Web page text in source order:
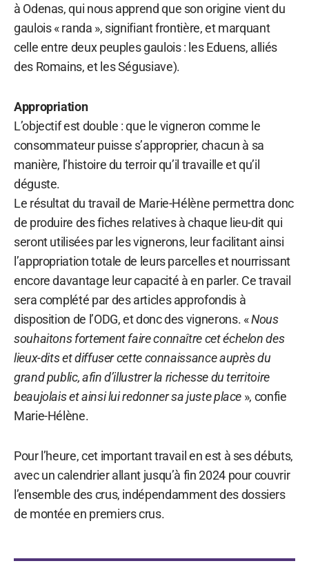
à Odenas, qui nous apprend que son origine vient du
gaulois « randa », signifiant frontière, et marquant
celle entre deux peuples gaulois : les Eduens, alliés
des Romains, et les Ségusiave).
Appropriation
L’objectif est double : que le vigneron comme le
consommateur puisse s’approprier, chacun à sa
manière, l’histoire du terroir qu’il travaille et qu’il
déguste.
Le résultat du travail de Marie-Hélène permettra donc
de produire des fiches relatives à chaque lieu-dit qui
seront utilisées par les vignerons, leur facilitant ainsi
l’appropriation totale de leurs parcelles et nourrissant
encore davantage leur capacité à en parler. Ce travail
sera complété par des articles approfondis à
disposition de l’ODG, et donc des vignerons. «Nous
souhaitons fortement faire connaître cet échelon des
lieux-dits et diffuser cette connaissance auprès du
grand public, afin d’illustrer la richesse du territoire
beaujolais et ainsi lui redonner sa juste place », confie
Marie-Hélène.
Pour l’heure, cet important travail en est à ses débuts,
avec un calendrier allant jusqu’à fin 2024 pour couvrir
l’ensemble des crus, indépendamment des dossiers
de montée en premiers crus.